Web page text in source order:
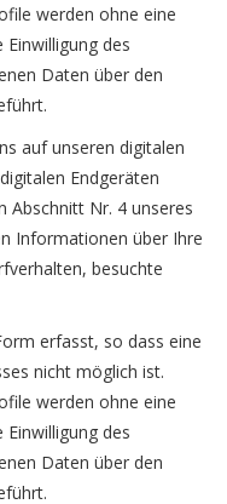
werden ohne eine
des
Daten über den
auf unseren digitalen
Endgeräten
Abschnitt Nr. 4 unseres
Informationen über Ihre
besuchte
erfasst, so dass eine
nicht möglich ist.
werden ohne eine
des
Daten über den